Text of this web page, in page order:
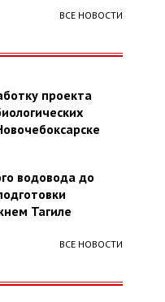
ВСЕ НОВОСТИ
проекта
водовода до
Тагиле
ВСЕ НОВОСТИ